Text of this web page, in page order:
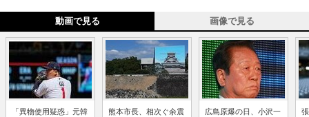
動画で見る 画像で見る
「異物使用疑惑」元韓
熊本市長、相次ぐ余震
広島原爆の日、小沢一